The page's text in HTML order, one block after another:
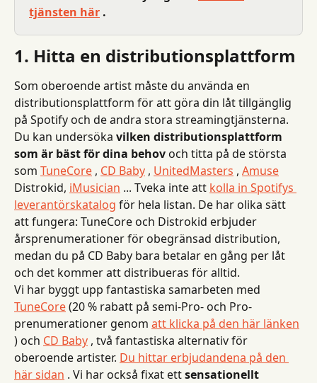
tjänsten här .
1. Hitta en distributionsplattform
Som oberoende artist måste du använda en
distributionsplattform för att göra din låt tillgänglig
på Spotify och de andra stora streamingtjänsterna.
Du kan undersöka vilken distributionsplattform
som är bäst för dina behov och titta på de största
som TuneCore , CD Baby , UnitedMasters , Amuse
Distrokid, iMusician ... Tveka inte att kolla in Spotifys
leverantörskatalog för hela listan. De har olika sätt
att fungera: TuneCore och Distrokid erbjuder
årsprenumerationer för obegränsad distribution,
medan du på CD Baby bara betalar en gång per låt
och det kommer att distribueras för alltid.
Vi har byggt upp fantastiska samarbeten med
TuneCore (20 % rabatt på semi-Pro- och Pro-
prenumerationer genom att klicka på den här länken
) och CD Baby , två fantastiska alternativ för
oberoende artister. Du hittar erbjudandena på den
här sidan . Vi har också fixat ett sensationellt